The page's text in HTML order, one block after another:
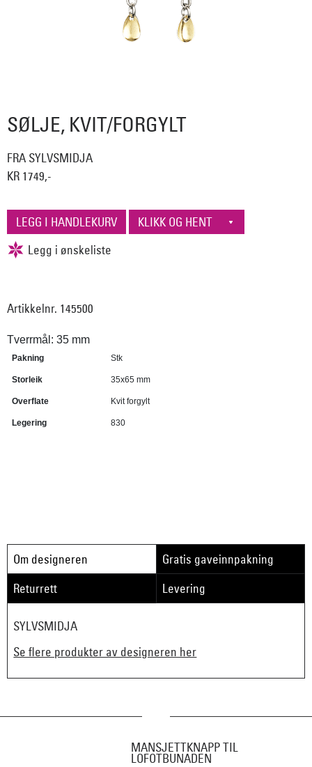
SØLJE, KVIT/FORGYLT
FRA SYLVSMIDJA
KR 1749,-
Artikkelnr. 145500
Tverrmål: 35 mm
Pakning Stk
Storleik 35x65 mm
Overflate Kvit forgylt
Legering 830
Om designeren
Gratis gaveinnpakning
Returrett
Levering
SYLVSMIDJA
Se flere produkter av designeren her
MANSJETTKNAPP TIL
LOFOTBUNADEN